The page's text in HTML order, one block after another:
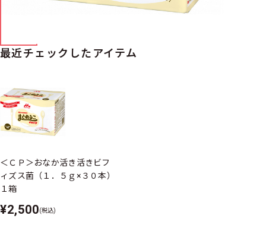
最近チェックしたアイテム
＜ＣＰ＞おなか活き活きビフ
ィズス菌（１．５ｇ×３０本）
１箱
¥2,500(税込)